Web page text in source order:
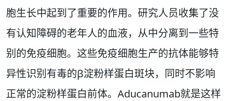
胞生长中起到了重要的作用。研究人员收集了没
有认知障碍的老年人的血液，从中分离到一些特
别的免疫细胞。这些免疫细胞生产的抗体能够特
异性识别有毒的β淀粉样蛋白斑块，同时不影响
正常的淀粉样蛋白前体。Aducanumab就是这样